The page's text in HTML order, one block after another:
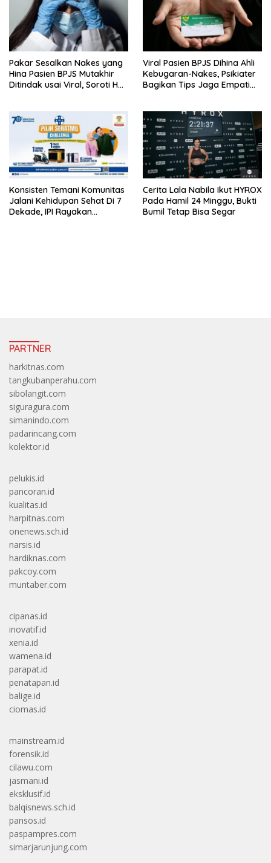
Pakar Sesalkan Nakes yang
Hina Pasien BPJS Mutakhir
Ditindak usai Viral, Soroti Hal
Viral Pasien BPJS Dihina Ahli
Kebugaran-Nakes, Psikiater
Bagikan Tips Jaga Empati
Konsisten Temani Komunitas
Jalani Kehidupan Sehat Di 7
Dekade, IPI Rayakan
Cerita Lala Nabila Ikut HYROX
Pada Hamil 24 Minggu, Bukti
Bumil Tetap Bisa Segar
PARTNER
harkitnas.com
tangkubanperahu.com
sibolangit.com
siguragura.com
simanindo.com
padarincang.com
kolektor.id
pelukis.id
pancoran.id
kualitas.id
harpitnas.com
onenews.sch.id
narsis.id
hardiknas.com
pakcoy.com
muntaber.com
cipanas.id
inovatif.id
xenia.id
wamena.id
parapat.id
penatapan.id
balige.id
ciomas.id
mainstream.id
forensik.id
cilawu.com
jasmani.id
eksklusif.id
balqisnews.sch.id
pansos.id
paspampres.com
simarjarunjung.com